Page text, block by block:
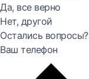
Да, все верно
Нет, другой
Остались вопросы?
Ваш телефон